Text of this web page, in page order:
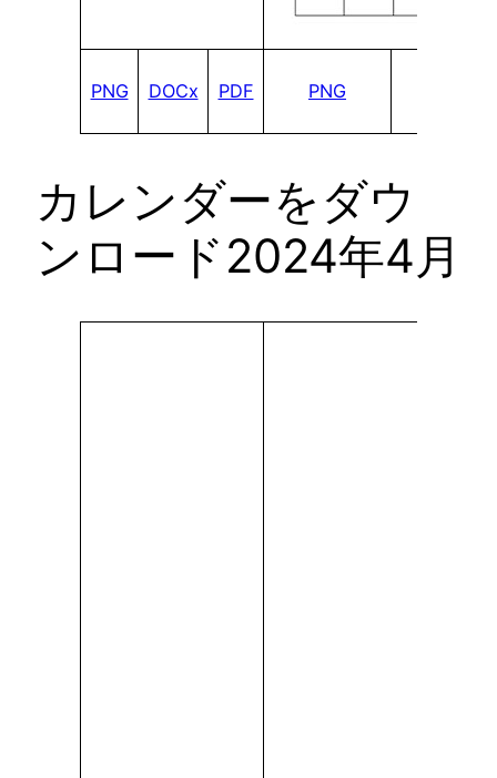
PNG DOCx PDF PNG
カレンダーをダウ
ンロード2024年4月